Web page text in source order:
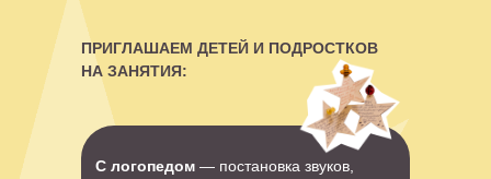
ПРИГЛАШАЕМ ДЕТЕЙ И ПОДРОСТКОВ
НА ЗАНЯТИЯ:
С логопедом — постановка звуков,